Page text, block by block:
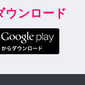
ウンロード